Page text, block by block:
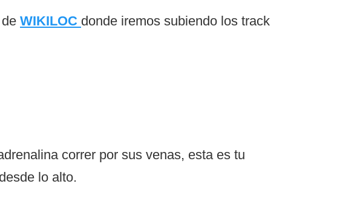
WIKILOC donde iremos subiendo los track
correr por sus venas, esta es tu
lo alto.